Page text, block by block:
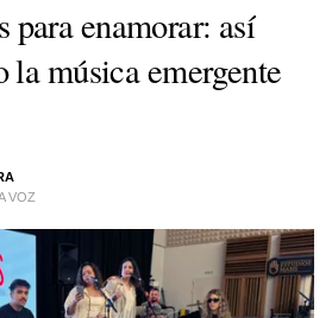
enamorar: así
la música emergente
VOZ